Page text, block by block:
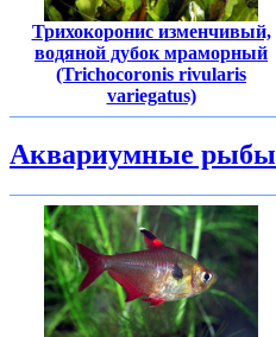
Трихокоронис изменчивый,
водяной дубок мраморный
(Trichocoronis rivularis
variegatus)
Аквариумные рыбы